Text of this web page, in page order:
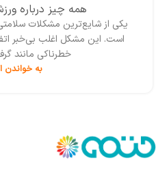
همه چیز درباره
یکی از شایع‌ترین مشکلات
است. این مشکل اغلب بی‌خبر
خطرناکی مانند
به خواندن